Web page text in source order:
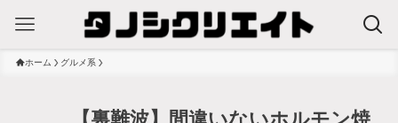
ホーム グルメ系